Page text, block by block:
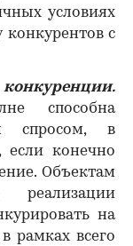
условиях
конкурентов с
способна
спросом, в
если конечно
Объектам
реализации
на
рамках всего